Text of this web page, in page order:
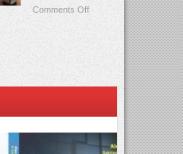
Comments Off